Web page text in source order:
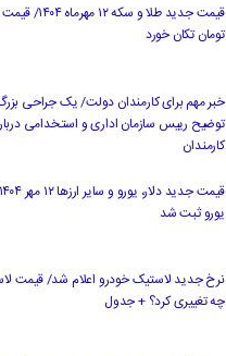
تومان تکان خورد
خبر مهم برای کارمندان دولت/ یک جراحی
توضیح رییس سازمان اداری و استخدامی
کارمندان
یورو ثبت شد
نرخ جدید لاستیک خودرو اعلام شد/ قیمت
چه تغییری کرد؟ + جدول